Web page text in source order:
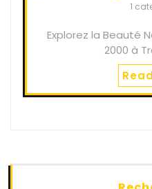
1
Explorez la Beauté
2000 à